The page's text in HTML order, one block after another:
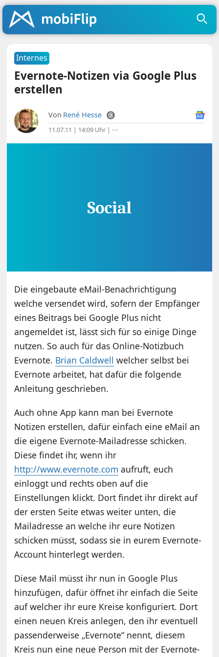
Internes
Evernote-Notizen via Google Plus
erstellen
Von René Hesse
11.07.11 | 14:09 Uhr | ⋯
Die eingebaute eMail-Benachrichtigung
welche versendet wird, sofern der Empfänger
eines Beitrags bei Google Plus nicht
angemeldet ist, lässt sich für so einige Dinge
nutzen. So auch für das Online-Notizbuch
Evernote. Brian Caldwell welcher selbst bei
Evernote arbeitet, hat dafür die folgende
Anleitung geschrieben.
Auch ohne App kann man bei Evernote
Notizen erstellen, dafür einfach eine eMail an
die eigene Evernote-Mailadresse schicken.
Diese findet ihr, wenn ihr
http://www.evernote.com aufruft, euch
einloggt und rechts oben auf die
Einstellungen klickt. Dort findet ihr direkt auf
der ersten Seite etwas weiter unten, die
Mailadresse an welche ihr eure Notizen
schicken müsst, sodass sie in eurem Evernote-
Account hinterlegt werden.
Diese Mail müsst ihr nun in Google Plus
hinzufügen, dafür öffnet ihr einfach die Seite
auf welcher ihr eure Kreise konfiguriert. Dort
einen neuen Kreis anlegen, den ihr eventuell
passenderweise „Evernote“ nennt, diesem
Kreis nun eine neue Person mit der Evernote-